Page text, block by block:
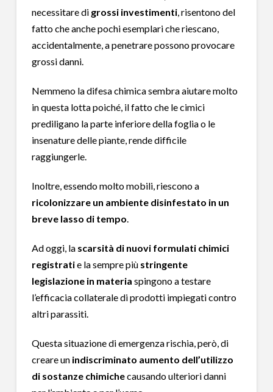
necessitare di grossi investimenti, risentono del
fatto che anche pochi esemplari che riescano,
accidentalmente, a penetrare possono provocare
grossi danni.
Nemmeno la difesa chimica sembra aiutare molto
in questa lotta poiché, il fatto che le cimici
prediligano la parte inferiore della foglia o le
insenature delle piante, rende difficile
raggiungerle.
Inoltre, essendo molto mobili, riescono a
ricolonizzare un ambiente disinfestato in un
breve lasso di tempo
Ad oggi, la scarsità di nuovi formulati chimici
registratie la sempre più stringente
legislazione in materia spingono a testare
l’efficacia collaterale di prodotti impiegati contro
altri parassiti.
Questa situazione di emergenza rischia, però, di
creare un indiscriminato aumento dell’utilizzo
di sostanze chimichecausando ulteriori danni